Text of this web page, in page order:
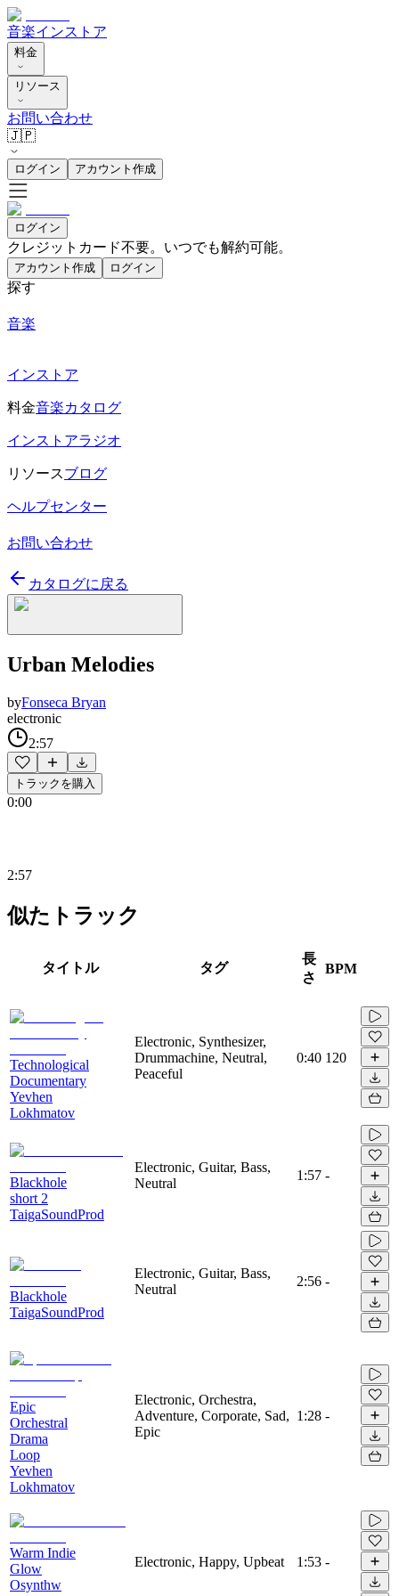
音楽インストア
料金
リソース
お問い合わせ
🇯🇵
ログイン アカウント作成
ログイン
クレジットカード不要。いつでも解約可能。
アカウント作成 ログイン
探す
音楽
インストア
料金音楽カタログ
インストアラジオ
リソースブログ
ヘルプセンター
お問い合わせ
カタログに戻る
Urban Melodies
byFonseca Bryan
electronic
2:57
トラックを購入
0:00
2:57
似たトラック
タイトル タグ
長
さ
BPM
Technological
Documentary
Yevhen
Lokhmatov
Electronic, Synthesizer,
Drummachine, Neutral,
Peaceful
0:40 120
Blackhole
short 2
TaigaSoundProd
Electronic, Guitar, Bass,
Neutral
1:57 -
Blackhole
TaigaSoundProd
Electronic, Guitar, Bass,
Neutral
2:56 -
Epic
Orchestral
Drama
Loop
Yevhen
Lokhmatov
Electronic, Orchestra,
Adventure, Corporate, Sad,
Epic
1:28 -
Warm Indie
Glow
Osynthw
Electronic, Happy, Upbeat 1:53 -